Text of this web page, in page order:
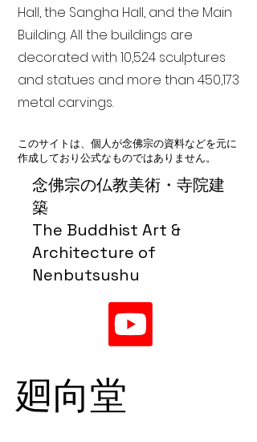
念佛宗の仏教美術・寺院建
築
The Buddhist Art &
Architecture of
Nenbutsushu
Hall, the Sangha Hall, and the Main
Building. All the buildings are
decorated with 10,524 sculptures
and statues and more than 450,173
metal carvings.
このサイトは、個人が念佛宗の資料などを元に
作成しており公式なものではありません。
廻向堂